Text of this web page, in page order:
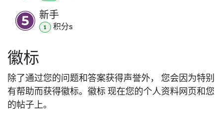
新手
1 积分s
徽标
除了通过您的问题和答案获得声誉外， 您会因为特别
有帮助而获得徽标。 徽标 现在您的个人资料网页和您
的帖子上。